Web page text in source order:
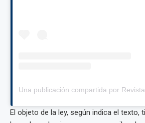
El objeto de la ley, según indica el texto,